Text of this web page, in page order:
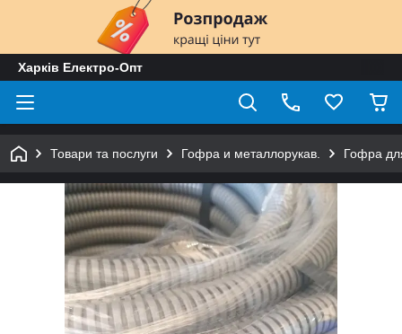
Харків Електро-Опт
Товари та послуги Гофра и металлорукав. Гофра